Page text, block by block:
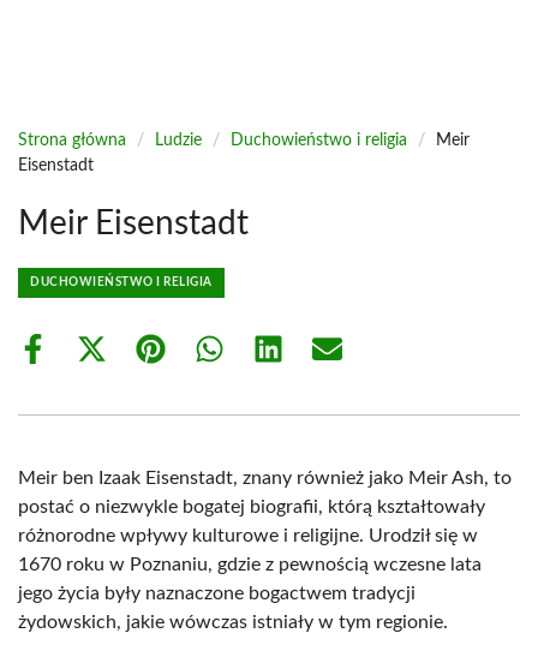
Strona główna / Ludzie / Duchowieństwo i religia /
Meir
Eisenstadt
Meir Eisenstadt
DUCHOWIEŃSTWO I RELIGIA
Share
Share
(Twitter)
Share Share Share Share
Meir ben Izaak Eisenstadt, znany również jako Meir Ash, to
postać o niezwykle bogatej biografii, którą kształtowały
różnorodne wpływy kulturowe i religijne. Urodził się w
1670 roku w Poznaniu, gdzie z pewnością wczesne lata
jego życia były naznaczone bogactwem tradycji
żydowskich, jakie wówczas istniały w tym regionie.